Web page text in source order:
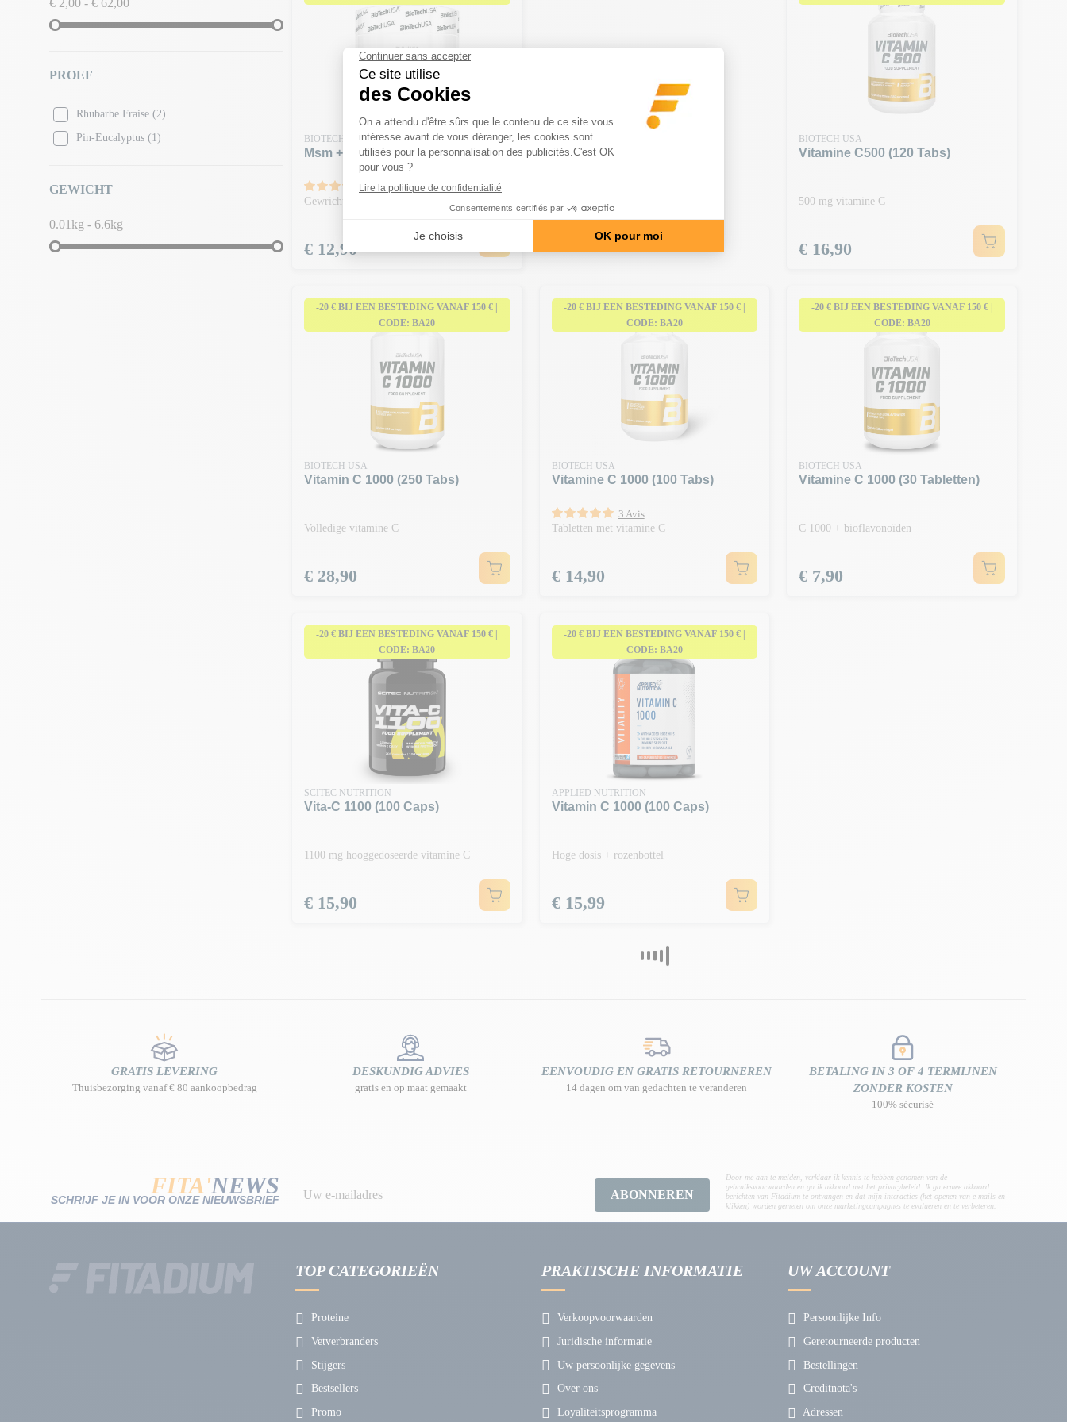
€ 2,00 - € 62,00
PROEF
Rhubarbe Fraise (2)
Pin-Eucalyptus (1)
GEWICHT
0.01kg - 6.6kg
BIOTECH USA
Msm + Vitamine C (150g)
2 Avis
Gewrichtsondersteunend poeder
Prijs
€ 12,90
BIOTECH USA
Vitamine C500 (120 Tabs)
500 mg vitamine C
Prijs
€ 16,90
-20 € BIJ EEN BESTEDING VANAF 150 € |
CODE: BA20
BIOTECH USA
Vitamin C 1000 (250 Tabs)
Volledige vitamine C
Prijs
€ 28,90
-20 € BIJ EEN BESTEDING VANAF 150 € |
CODE: BA20
BIOTECH USA
Vitamine C 1000 (100 Tabs)
3 Avis
Tabletten met vitamine C
Prijs
€ 14,90
-20 € BIJ EEN BESTEDING VANAF 150 € |
CODE: BA20
BIOTECH USA
Vitamine C 1000 (30 Tabletten)
C 1000 + bioflavonoïden
Prijs
€ 7,90
-20 € BIJ EEN BESTEDING VANAF 150 € |
CODE: BA20
SCITEC NUTRITION
Vita-C 1100 (100 Caps)
1100 mg hooggedoseerde vitamine C
Prijs
€ 15,90
-20 € BIJ EEN BESTEDING VANAF 150 € |
CODE: BA20
APPLIED NUTRITION
Vitamin C 1000 (100 Caps)
Hoge dosis + rozenbottel
Prijs
€ 15,99
GRATIS LEVERING
Thuisbezorging vanaf € 80 aankoopbedrag
DESKUNDIG ADVIES
gratis en op maat gemaakt
EENVOUDIG EN GRATIS RETOURNEREN
14 dagen om van gedachten te veranderen
BETALING IN 3 OF 4 TERMIJNEN
ZONDER KOSTEN
100% sécurisé
FITA'NEWS
SCHRIJF JE IN VOOR ONZE NIEUWSBRIEF ABONNEREN
Door me aan te melden, verklaar ik kennis te hebben genomen van de
gebruiksvoorwaarden en ga ik akkoord met het privacybeleid. Ik ga ermee akkoord
berichten van Fitadium te ontvangen en dat mijn interacties (het openen van e-mails en
klikken) worden gemeten om onze marketingcampagnes te evalueren en te verbeteren.
TOP CATEGORIEËN
Proteine
Vetverbranders
Stijgers
Bestsellers
Promo
PRAKTISCHE INFORMATIE
Verkoopvoorwaarden
Juridische informatie
Uw persoonlijke gegevens
Over ons
Loyaliteitsprogramma
UW ACCOUNT
Persoonlijke Info
Geretourneerde producten
Bestellingen
Creditnota's
Adressen